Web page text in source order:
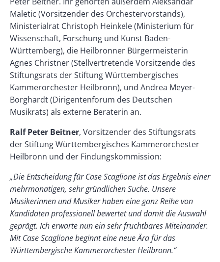
Maletic (Vorsitzender des Orchestervorstands),
Ministerialrat Christoph Heinkele (Ministerium für
Wissenschaft, Forschung und Kunst Baden-
Württemberg), die Heilbronner Bürgermeisterin
Agnes Christner (Stellvertretende Vorsitzende des
Stiftungsrats der Stiftung Württembergisches
Kammerorchester Heilbronn), und Andrea Meyer-
Borghardt (Dirigentenforum des Deutschen
Musikrats) als externe Beraterin an.
Ralf Peter Beitner, Vorsitzender des Stiftungsrats
der Stiftung Württembergisches Kammerorchester
Heilbronn und der Findungskommission:
„Die Entscheidung für Case Scaglione ist das Ergebnis einer
mehrmonatigen, sehr gründlichen Suche. Unsere
Musikerinnen und Musiker haben eine ganz Reihe von
Kandidaten professionell bewertet und damit die Auswahl
geprägt. Ich erwarte nun ein sehr fruchtbares Miteinander.
Mit Case Scaglione beginnt eine neue Ära für das
Württembergische Kammerorchester Heilbronn.“